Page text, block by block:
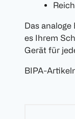
Das
es Ihrem
Gerät für
BIPA-